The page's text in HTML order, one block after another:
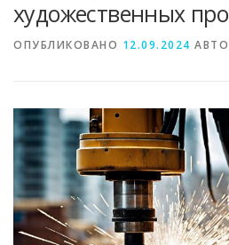
СВОЙСТВА МЕТАЛЛОВ
СТАТЬИ
художественных
ОПУБЛИКОВАНО 12.09.2024